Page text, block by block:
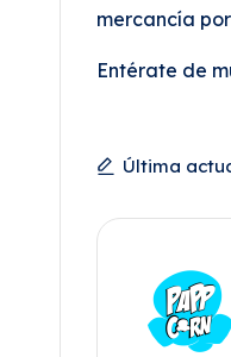
mercancía
Entérate de
Última